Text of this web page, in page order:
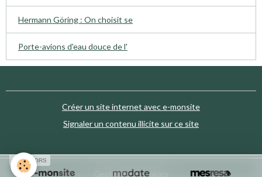
Hermann Göring : On choisit se
Porte-avions d'eau douce de l'
Créer un site internet avec e-monsite
Signaler un contenu illicite sur ce site
Gestion des cookies
SPONSORS